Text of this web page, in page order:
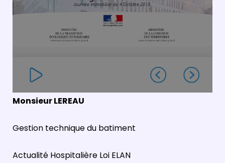
Monsieur LEREAU
Gestion technique du batiment
Actualité Hospitalière Loi ELAN